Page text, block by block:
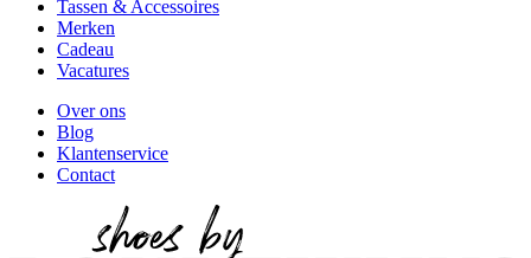
Tassen & Accessoires
Merken
Cadeau
Vacatures
Over ons
Blog
Klantenservice
Contact